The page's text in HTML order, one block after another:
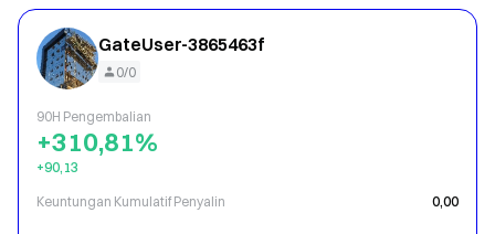
GateUser-3865463f
0/0
90H Pengembalian
+310,81%
+90,13
Keuntungan Kumulatif Penyalin 0,00